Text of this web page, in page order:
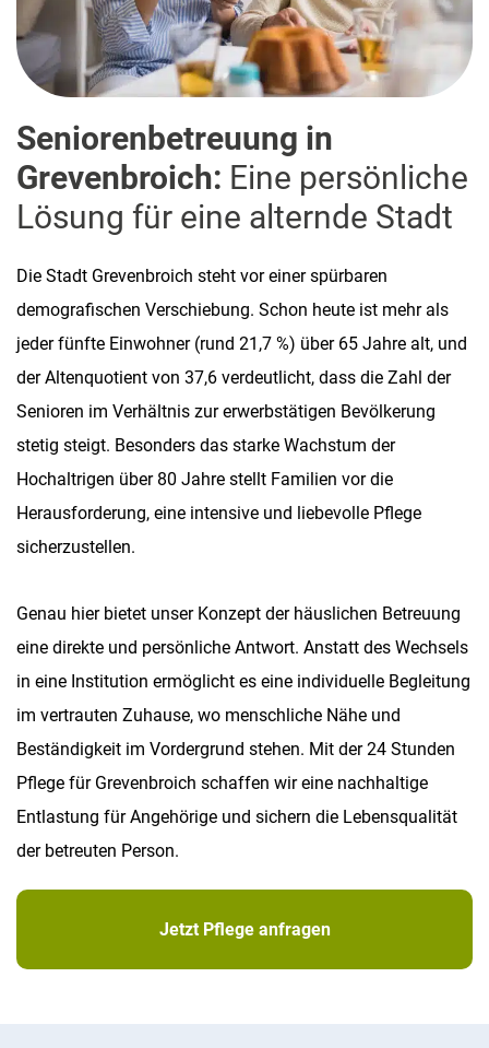
Seniorenbetreuung in
Grevenbroich: Eine persönliche
Lösung für eine alternde Stadt
Die Stadt Grevenbroich steht vor einer spürbaren
demografischen Verschiebung. Schon heute ist mehr als
jeder fünfte Einwohner (rund 21,7 %) über 65 Jahre alt, und
der Altenquotient von 37,6 verdeutlicht, dass die Zahl der
Senioren im Verhältnis zur erwerbstätigen Bevölkerung
stetig steigt. Besonders das starke Wachstum der
Hochaltrigen über 80 Jahre stellt Familien vor die
Herausforderung, eine intensive und liebevolle Pflege
sicherzustellen.
Genau hier bietet unser Konzept der häuslichen Betreuung
eine direkte und persönliche Antwort. Anstatt des Wechsels
in eine Institution ermöglicht es eine individuelle Begleitung
im vertrauten Zuhause, wo menschliche Nähe und
Beständigkeit im Vordergrund stehen. Mit der 24 Stunden
Pflege für Grevenbroich schaffen wir eine nachhaltige
Entlastung für Angehörige und sichern die Lebensqualität
der betreuten Person.
Jetzt Pflege anfragen